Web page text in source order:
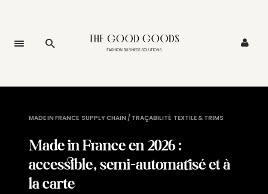
MADE IN FRANCE SUPPLY CHAIN / TRAÇABILITÉ TEXTILE & TRIMS
Made in France en 2026 :
accessible, semi-automatisé et à
la carte